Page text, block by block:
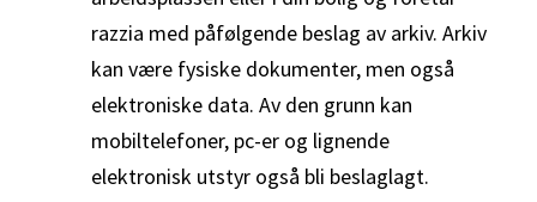
razzia med påfølgende beslag av arkiv. Arkiv
kan være fysiske dokumenter, men også
elektroniske data. Av den grunn kan
mobiltelefoner, pc-er og lignende
elektronisk utstyr også bli beslaglagt.